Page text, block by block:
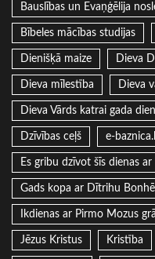
Bauslības un Evaņģēlija
Bībeles mācības studijas
Dienišķā maize Dieva
Dieva mīlestība Dieva
Dieva Vārds katrai gada
Dzīvības ceļš e-
Es gribu dzīvot šīs dienas ar
Gads kopa ar Dītrihu
Ikdienas ar Pirmo Mozus
Jēzus Kristus Kristība